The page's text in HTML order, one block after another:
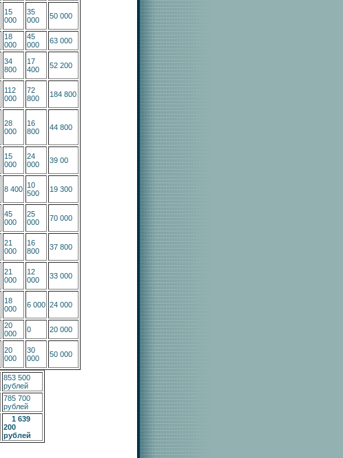
15
000
35
000
50 000
18
000
45
000
63 000
34
800
17
400
52 200
112
000
72
800
184 800
28
000
16
800
44 800
15
000
24
000
39 00
8 400
10
500
19 300
45
000
25
000
70 000
21
000
16
800
37 800
21
000
12
000
33 000
18
000
6 000 24 000
20
000
0 20 000
20
000
30
000
50 000
853 500
рублей
785 700
рублей
1 639
200
рублей